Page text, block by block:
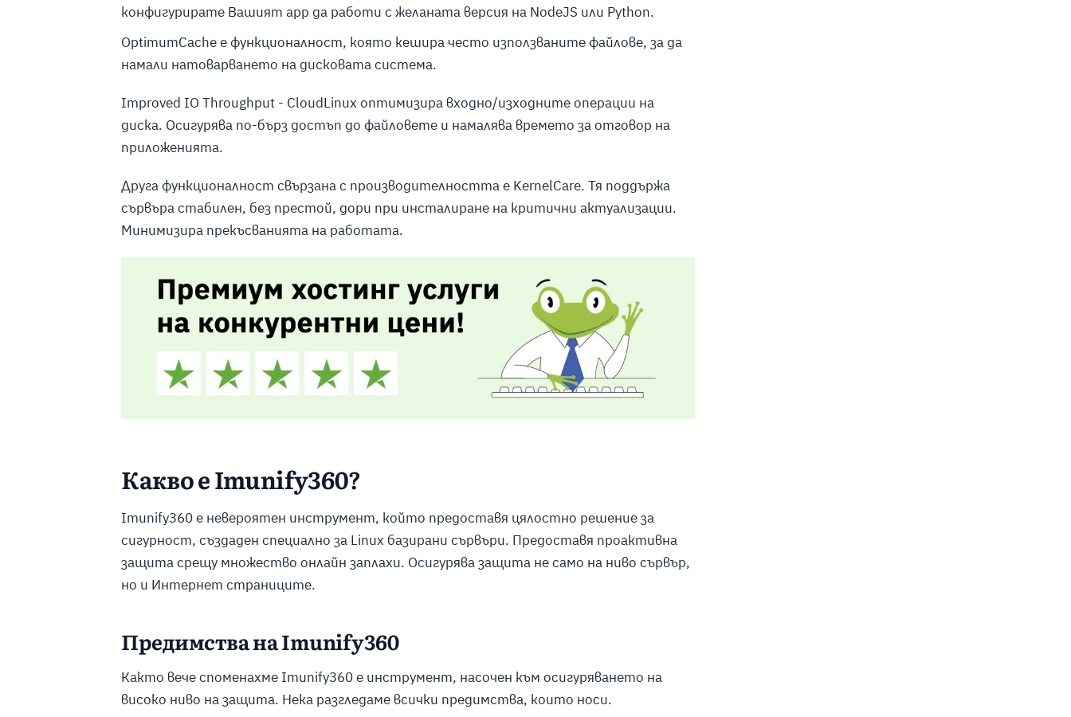
конфигурирате Вашият app да работи с желаната версия на NodeJS или Python.
ОptimumCache е функционалност, която кешира често използваните файлове, за да
намали натоварването на дисковата система.
Improved IO Throughput - CloudLinux оптимизира входно/изходните операции на
диска. Осигурява по-бърз достъп до файловете и намалява времето за отговор на
приложенията.
Друга функционалност свързана с производителността е KernelCare. Тя поддържа
сървъра стабилен, без престой, дори при инсталиране на критични актуализации.
Минимизира прекъсванията на работата.
Какво е Imunify360?
Imunify360 е невероятен инструмент, който предоставя цялостно решение за
сигурност, създаден специално за Linux базирани сървъри. Предоставя проактивна
защита срещу множество онлайн заплахи. Осигурява защита не само на ниво сървър,
но и Интернет страниците.
Предимства на Imunify360
Както вече споменахме Imunify360 e инструмент, насочен към осигуряването на
високо ниво на защита. Нека разгледаме всички предимства, които носи.